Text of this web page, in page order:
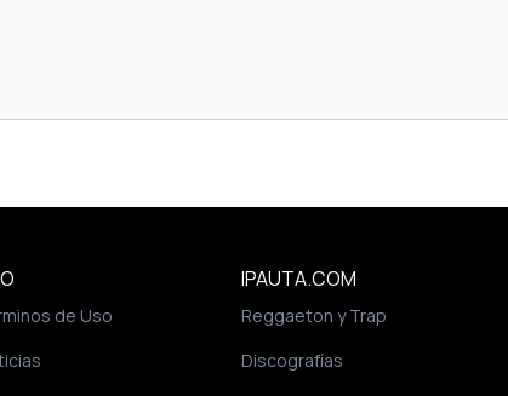
de Uso
IPAUTA.COM
Reggaeton y Trap
Discografías